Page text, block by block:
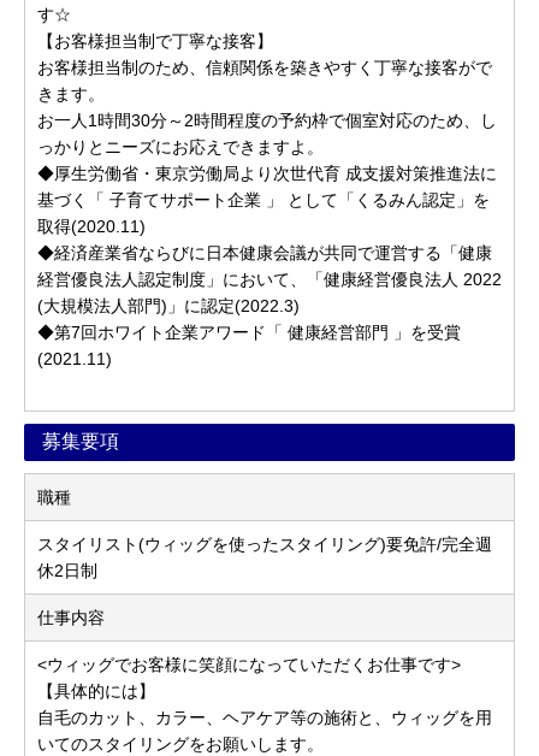
す☆
【お客様担当制で丁寧な接客】
お客様担当制のため、信頼関係を築きやすく丁寧な接客がで
きます。
お一人1時間30分～2時間程度の予約枠で個室対応のため、し
っかりとニーズにお応えできますよ。
◆厚生労働省・東京労働局より次世代育 成支援対策推進法に
基づく「 子育てサポート企業 」 として「くるみん認定」を
取得(2020.11)
◆経済産業省ならびに日本健康会議が共同で運営する「健康
経営優良法人認定制度」において、「健康経営優良法人 2022
(大規模法人部門)」に認定(2022.3)
◆第7回ホワイト企業アワード「 健康経営部門 」を受賞
(2021.11)
募集要項
職種
スタイリスト(ウィッグを使ったスタイリング)要免許/完全週
休2日制
仕事内容
<ウィッグでお客様に笑顔になっていただくお仕事です>
【具体的には】
自毛のカット、カラー、ヘアケア等の施術と、ウィッグを用
いてのスタイリングをお願いします。